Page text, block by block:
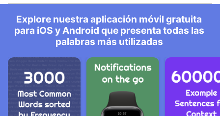
Explore nuestra aplicación móvil gratuita
para iOS y Android que presenta todas las
palabras más utilizadas